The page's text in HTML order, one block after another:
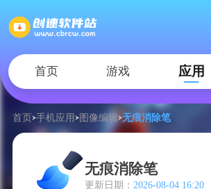
首页 游戏 应用
首页 手机应用 图像编辑 无痕消除笔
无痕消除笔
更新日期： 2026-08-04 16:20